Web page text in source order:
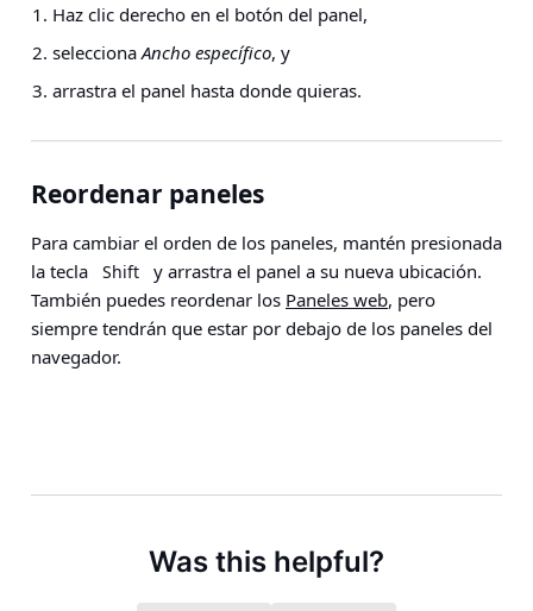
Haz clic derecho en el botón del panel,
selecciona Ancho específico, y
arrastra el panel hasta donde quieras.
Reordenar paneles
Para cambiar el orden de los paneles, mantén presionada
la tecla
Shift
y arrastra el panel a su nueva ubicación.
También puedes reordenar los Paneles web, pero
siempre tendrán que estar por debajo de los paneles del
navegador.
Was this helpful?